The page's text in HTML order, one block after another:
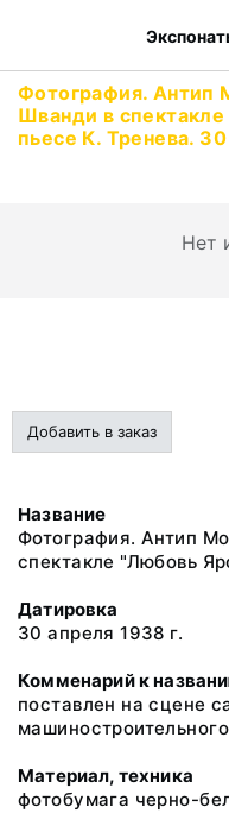
Фотография. Антип
Шванди в
пьесе К. Тренева.
Нет
Добавить в заказ
Название
Фотография. Антип
спектакле "Любовь
Датировка
30 апреля 1938 г.
Комменарий к
поставлен на сцене
Материал, техника
фотобумага черно-